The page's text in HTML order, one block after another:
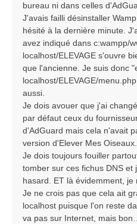
bureau ni dans celles
J'avais failli désinstaller
hésité à la dernière minute.
avez indiqué dans c:wampp/
localhost/ELEVAGE s'ouvre
que l'ancienne. Je suis donc
localhost/ELEVAGE/
aussi.
Je dois avouer que j'ai
par défaut ceux du
d'AdGuard mais cela n'avait
version d'Elever Mes Oiseaux.
Je dois toujours fouiller
tomber sur ces fichus DNS et
hasard. ET là évidemment,
Je ne crois pas que cela ait
localhost puisque l'on reste
va pas sur Internet, mais